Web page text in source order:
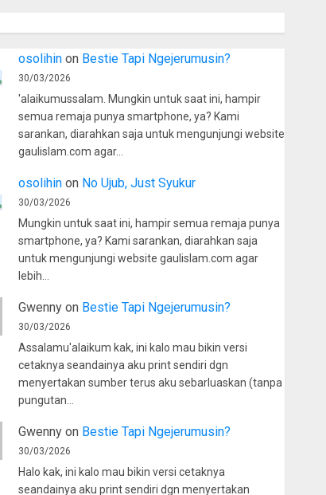
osolihinon Bestie Tapi Ngejerumusin?
30/03/2026
'alaikumussalam. Mungkin untuk saat ini, hampir
semua remaja punya smartphone, ya? Kami
sarankan, diarahkan saja untuk mengunjungi website
gaulislam.com agar…
osolihinon No Ujub, Just Syukur
30/03/2026
Mungkin untuk saat ini, hampir semua remaja punya
smartphone, ya? Kami sarankan, diarahkan saja
untuk mengunjungi website gaulislam.com agar
lebih…
Gwennyon Bestie Tapi Ngejerumusin?
30/03/2026
Assalamu'alaikum kak, ini kalo mau bikin versi
cetaknya seandainya aku print sendiri dgn
menyertakan sumber terus aku sebarluaskan (tanpa
pungutan…
Gwennyon Bestie Tapi Ngejerumusin?
30/03/2026
Halo kak, ini kalo mau bikin versi cetaknya
seandainya aku print sendiri dgn menyertakan